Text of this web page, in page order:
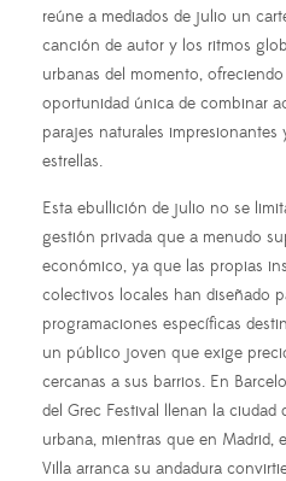
reúne a mediados de julio un
canción de autor y los ritmos
urbanas del momento,
oportunidad única de combinar
parajes naturales
estrellas.
Esta ebullición de julio no se
gestión privada que a menudo
económico, ya que las propias
colectivos locales han diseñado
programaciones específicas
un público joven que exige
cercanas a sus barrios. En
del Grec Festival llenan la
urbana, mientras que en Madrid,
Villa arranca su andadura